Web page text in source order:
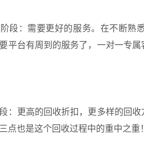
：需要更好的服务。在不断熟
平台有周到的服务了，一对一专
更高的回收折扣，更多样的回收
点也是这个回收过程中的重中之重！